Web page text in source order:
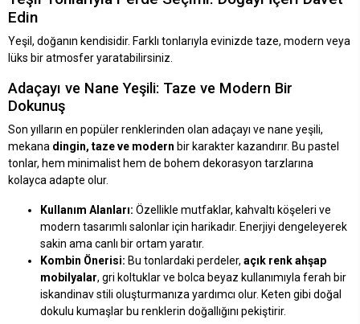
Edin
Yeşil, doğanın kendisidir. Farklı tonlarıyla evinizde taze, modern veya
lüks bir atmosfer yaratabilirsiniz.
Adaçayı ve Nane Yeşili: Taze ve Modern Bir
Dokunuş
Son yılların en popüler renklerinden olan adaçayı ve nane yeşili,
mekana dingin, taze ve modern bir karakter kazandırır. Bu pastel
tonlar, hem minimalist hem de bohem dekorasyon tarzlarına
kolayca adapte olur.
Kullanım Alanları: Özellikle mutfaklar, kahvaltı köşeleri ve
modern tasarımlı salonlar için harikadır. Enerjiyi dengeleyerek
sakin ama canlı bir ortam yaratır.
Kombin Önerisi: Bu tonlardaki perdeler, açık renk ahşap
mobilyalar, gri koltuklar ve bolca beyaz kullanımıyla ferah bir
iskandinav stili oluşturmanıza yardımcı olur. Keten gibi doğal
dokulu kumaşlar bu renklerin doğallığını pekiştirir.